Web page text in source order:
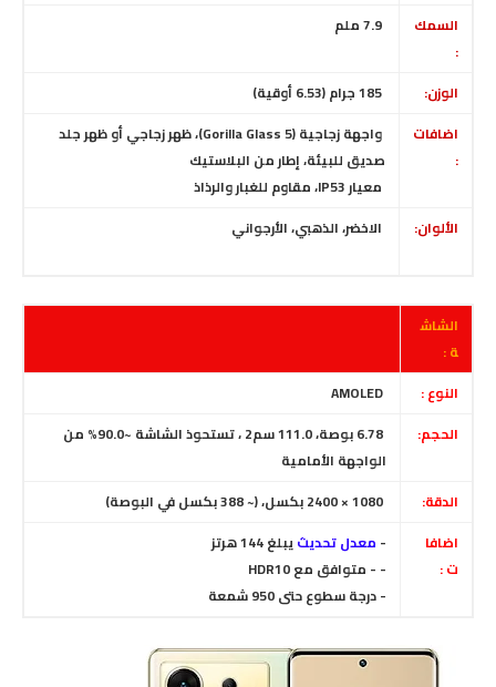
السمك
:
7.9 ملم
الوزن:
185 جرام (6.53 أوقية)
اضافات
:
واجهة زجاجية (Gorilla Glass 5)، ظهر زجاجي أو ظهر جلد
صديق للبيئة، إطار من البلاستيك
معيار IP53، مقاوم للغبار والرذاذ
الألوان:
الاخضر، الذهبي، الأرجواني
الشاش
ة :
النوع :
الحجم:
6.78 بوصة، 111.0 سم2 ، تستحوذ الشاشة ~90.0% من
الواجهة الأمامية
الدقة:
اضافا
ت :
- معدل تحديث يبلغ 144 هرتز
- - متوافق مع HDR10
- درجة سطوع حتى 950 شمعة